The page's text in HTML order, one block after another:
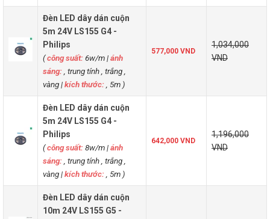
Đèn LED dây dán cuộn
5m 24V LS155 G4 -
Philips
(công suất:6w/m|ánh
sáng: , trung tính , trắng ,
vàng|kích thước: , 5m )
577,000 VND
1,034,000
VND
Đèn LED dây dán cuộn
5m 24V LS155 G4 -
Philips
(công suất:8w/m|ánh
sáng: , trung tính , trắng ,
vàng|kích thước: , 5m )
642,000 VND
1,196,000
VND
Đèn LED dây dán cuộn
10m 24V LS155 G5 -